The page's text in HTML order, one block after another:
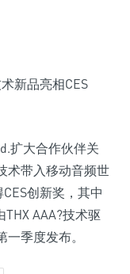
扩大合作伙伴关
术带入移动音频世
创新奖，其中
AAA?技术驱
季度发布。